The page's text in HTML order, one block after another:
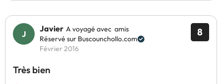
8
Javier A voyagé avec amis
Réservé sur Buscounchollo.com
Février 2016
Très bien